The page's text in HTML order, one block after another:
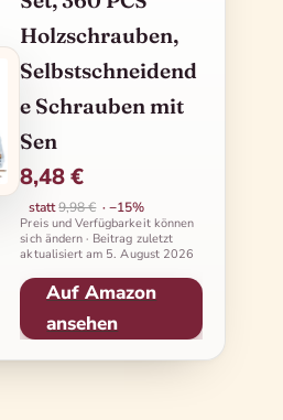
Holzschrauben,
Selbstschneidend
e Schrauben mit
Sen
8,48 €
statt9,98 € · −15%
Preis und Verfügbarkeit können
sich ändern · Beitrag zuletzt
aktualisiert am 5. August 2026
Auf Amazon
ansehen